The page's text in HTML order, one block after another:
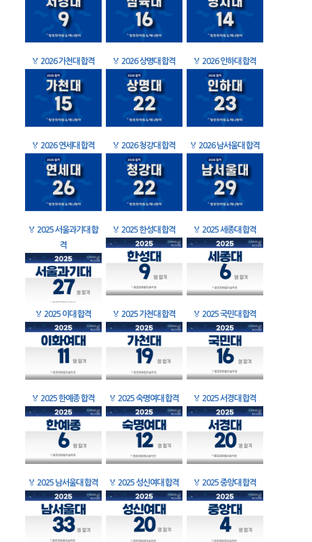
🏅 2026 가천대 합격 🏅 2026 상명대 합격 🏅 2026 인하대 합격
🏅 2026 연세대 합격 🏅 2026 청강대 합격 🏅 2026 남서울대 합격
🏅 2025 서울과기대 합
격
🏅 2025 한성대 합격 🏅 2025 세종대 합격
🏅 2025 이대 합격 🏅 2025 가천대 합격 🏅 2025 국민대 합격
🏅 2025 한예종 합격 🏅 2025 숙명여대 합격 🏅 2025 서경대 합격
🏅 2025 남서울대 합격 🏅 2025 성신여대 합격 🏅 2025 중앙대 합격